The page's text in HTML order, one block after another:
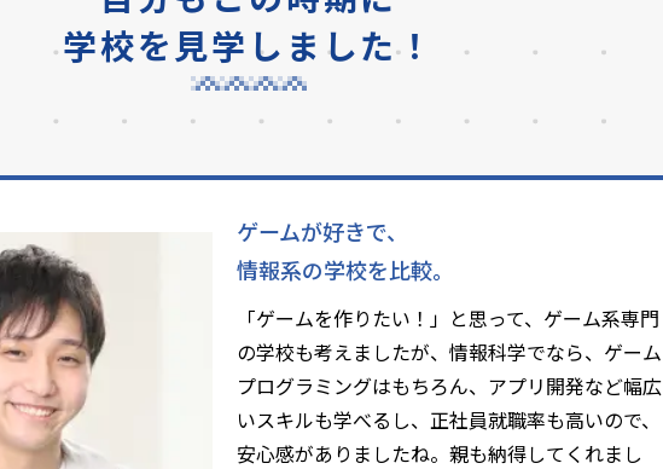
学校を見学しました！
ゲームが好きで、
情報系の学校を比較。
「ゲームを作りたい！」と思って、ゲーム系専門
の学校も考えましたが、情報科学でなら、ゲーム
プログラミングはもちろん、アプリ開発など幅広
いスキルも学べるし、正社員就職率も高いので、
安心感がありましたね。親も納得してくれまし